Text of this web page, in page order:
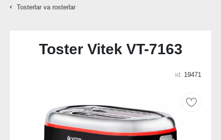
Tosterlar va rosterlar
Toster Vitek VT-7163
id: 19471